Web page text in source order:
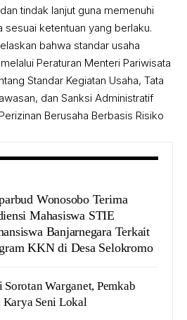
tindak lanjut guna memenuhi
sesuai ketentuan yang berlaku.
bahwa standar usaha
Peraturan Menteri Pariwisata
Standar Kegiatan Usaha, Tata
dan Sanksi Administratif
Berusaha Berbasis Risiko
Wonosobo Terima
Mahasiswa STIE
Banjarnegara Terkait
KKN di Desa Selokromo
Warganet, Pemkab
Karya Seni Lokal